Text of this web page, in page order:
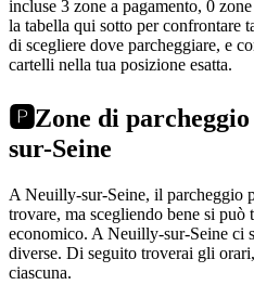
incluse 3 zone a pagamento, 0
la tabella qui sotto per confrontare
di scegliere dove parcheggiare, e
cartelli nella tua posizione esatta.
🅿️Zone di
sur-Seine
A Neuilly-sur-Seine, il parcheggio
trovare, ma scegliendo bene si
economico. A Neuilly-sur-Seine ci
diverse. Di seguito troverai gli
ciascuna.